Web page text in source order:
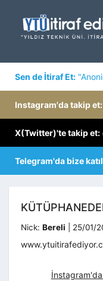
Sen de İtiraf Et:
Instagram'da takip et:
X(Twitter)'te takip et:
Telegram'da bize
Nick: Bereli 25/01/